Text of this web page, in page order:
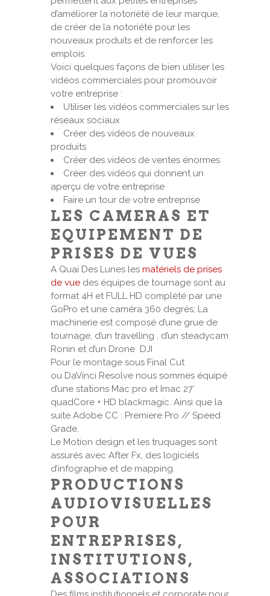
d’améliorer la notoriété de leur marque,
de créer de la notoriété pour les
nouveaux produits et de renforcer les
emplois.
Voici quelques façons de bien utiliser les
vidéos commerciales pour promouvoir
votre entreprise :
Utiliser les vidéos commerciales sur les
réseaux sociaux
Créer des vidéos de nouveaux
produits
Créer des vidéos de ventes énormes
Créer des vidéos qui donnent un
aperçu de votre entreprise
Faire un tour de votre entreprise
LES CAMERAS ET
EQUIPEMENT DE
PRISES DE VUES
A Quai Des Lunes les matériels de prises
de vue des équipes de tournage sont au
format 4H et FULL HD complété par une
GoPro et une caméra 360 degrés; La
machinerie est composé d’une grue de
tournage, d’un travelling , d’un steadycam
Ronin et d’un Drone DJI
Pour le montage sous Final Cut
ou DaVinci Resolve nous sommes équipé
d’une stations Mac pro et Imac 27′
quadCore + HD blackmagic. Ainsi que la
suite Adobe CC : Premiere Pro // Speed
Grade.
Le Motion design et les truquages sont
assurés avec After Fx, des logiciels
d’infographie et de mapping.
PRODUCTIONS
AUDIOVISUELLES
POUR
ENTREPRISES,
INSTITUTIONS,
ASSOCIATIONS